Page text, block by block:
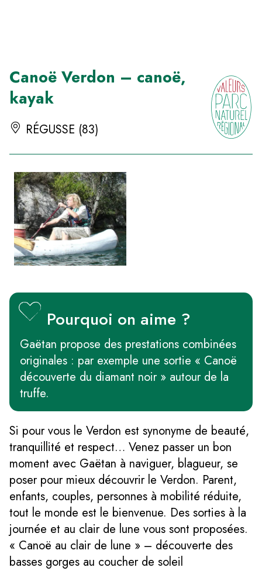
Canoë Verdon – canoë,
kayak
RÉGUSSE (83)
Pourquoi on aime ?
Gaëtan propose des prestations combinées
originales : par exemple une sortie « Canoë
découverte du diamant noir » autour de la
truffe.
Si pour vous le Verdon est synonyme de beauté,
tranquillité et respect… Venez passer un bon
moment avec Gaëtan à naviguer, blagueur, se
poser pour mieux découvrir le Verdon. Parent,
enfants, couples, personnes à mobilité réduite,
tout le monde est le bienvenue. Des sorties à la
journée et au clair de lune vous sont proposées.
« Canoë au clair de lune » – découverte des
basses gorges au coucher de soleil